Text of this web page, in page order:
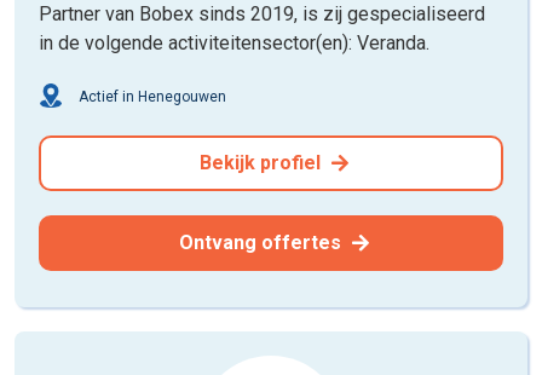
Partner van Bobex sinds 2019, is zij gespecialiseerd
in de volgende activiteitensector(en): Veranda.
Actief in Henegouwen
Bekijk profiel
Ontvang offertes